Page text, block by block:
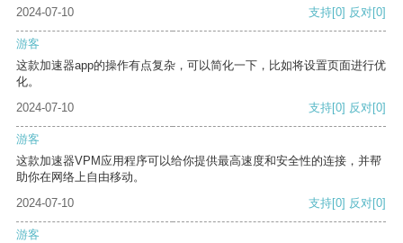
2024-07-10
支持[0] 反对[0]
游客
这款加速器app的操作有点复杂，可以简化一下，比如将设置页面进行优
化。
2024-07-10
支持[0] 反对[0]
游客
这款加速器VPM应用程序可以给你提供最高速度和安全性的连接，并帮
助你在网络上自由移动。
2024-07-10
支持[0] 反对[0]
游客